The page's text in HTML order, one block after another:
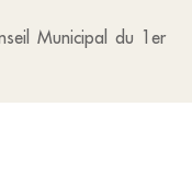
Municipal du 1er